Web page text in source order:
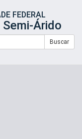
FEDERAL
Semi-Árido
Buscar